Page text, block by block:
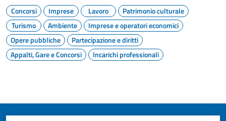
Concorsi
Imprese Lavoro
Patrimonio culturale
Turismo
Ambiente
Imprese e operatori economici
Opere pubbliche
Partecipazione e diritti
Appalti, Gare e Concorsi
Incarichi professionali